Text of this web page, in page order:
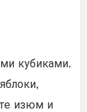
кубиками.
изюм и